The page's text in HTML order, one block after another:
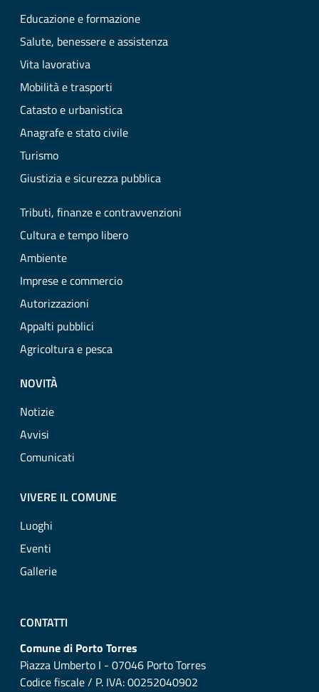
Educazione e formazione
Salute, benessere e assistenza
Vita lavorativa
Mobilità e trasporti
Catasto e urbanistica
Anagrafe e stato civile
Turismo
Giustizia e sicurezza pubblica
Tributi, finanze e contravvenzioni
Cultura e tempo libero
Ambiente
Imprese e commercio
Autorizzazioni
Appalti pubblici
Agricoltura e pesca
NOVITÀ
Notizie
Avvisi
Comunicati
VIVERE IL COMUNE
Luoghi
Eventi
Gallerie
CONTATTI
Comune di Porto Torres
Piazza Umberto I - 07046 Porto Torres
Codice fiscale / P. IVA: 00252040902